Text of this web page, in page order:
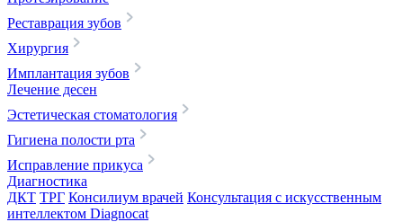
Реставрация зубов
Хирургия
Имплантация зубов
Лечение десен
Эстетическая стоматология
Гигиена полости рта
Исправление прикуса
Диагностика
ДКТ ТРГ Консилиум врачей Консультация с искусственным
интеллектом Diagnocat